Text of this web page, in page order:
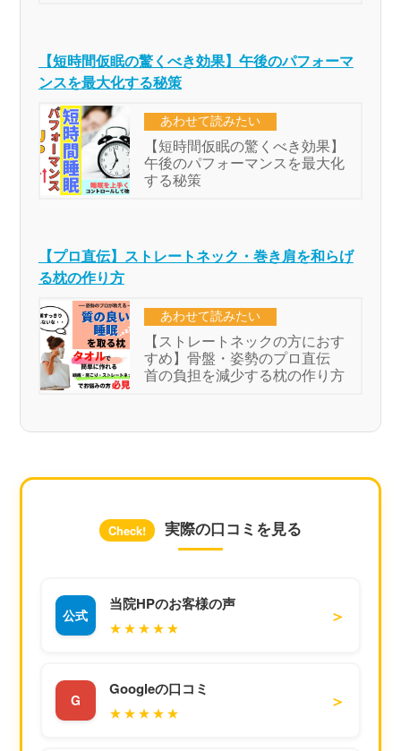
【短時間仮眠の驚くべき効果】午後のパフォーマ
ンスを最大化する秘策
【プロ直伝】ストレートネック・巻き肩を和らげ
る枕の作り方
Check! 実際の口コミを見る
公式
当院HPのお客様の声
★★★★★
＞
G
Googleの口コミ
★★★★★
＞